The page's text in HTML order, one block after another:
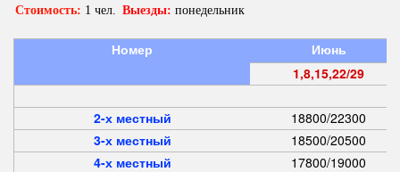
Стоимость: 1 чел. Выезды: понедельник
Номер
Июнь
1,8,15,22/29
2-х местный
18800/22300
3-х местный
18500/20500
4-х местный
17800/19000